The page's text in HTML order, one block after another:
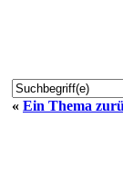
« Ein Thema